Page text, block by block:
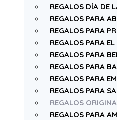
REGALOS DÍA DE
REGALOS PARA
REGALOS PARA
REGALOS PARA
REGALOS PARA
REGALOS PARA
REGALOS PARA
REGALOS PARA
REGALOS
REGALOS PARA